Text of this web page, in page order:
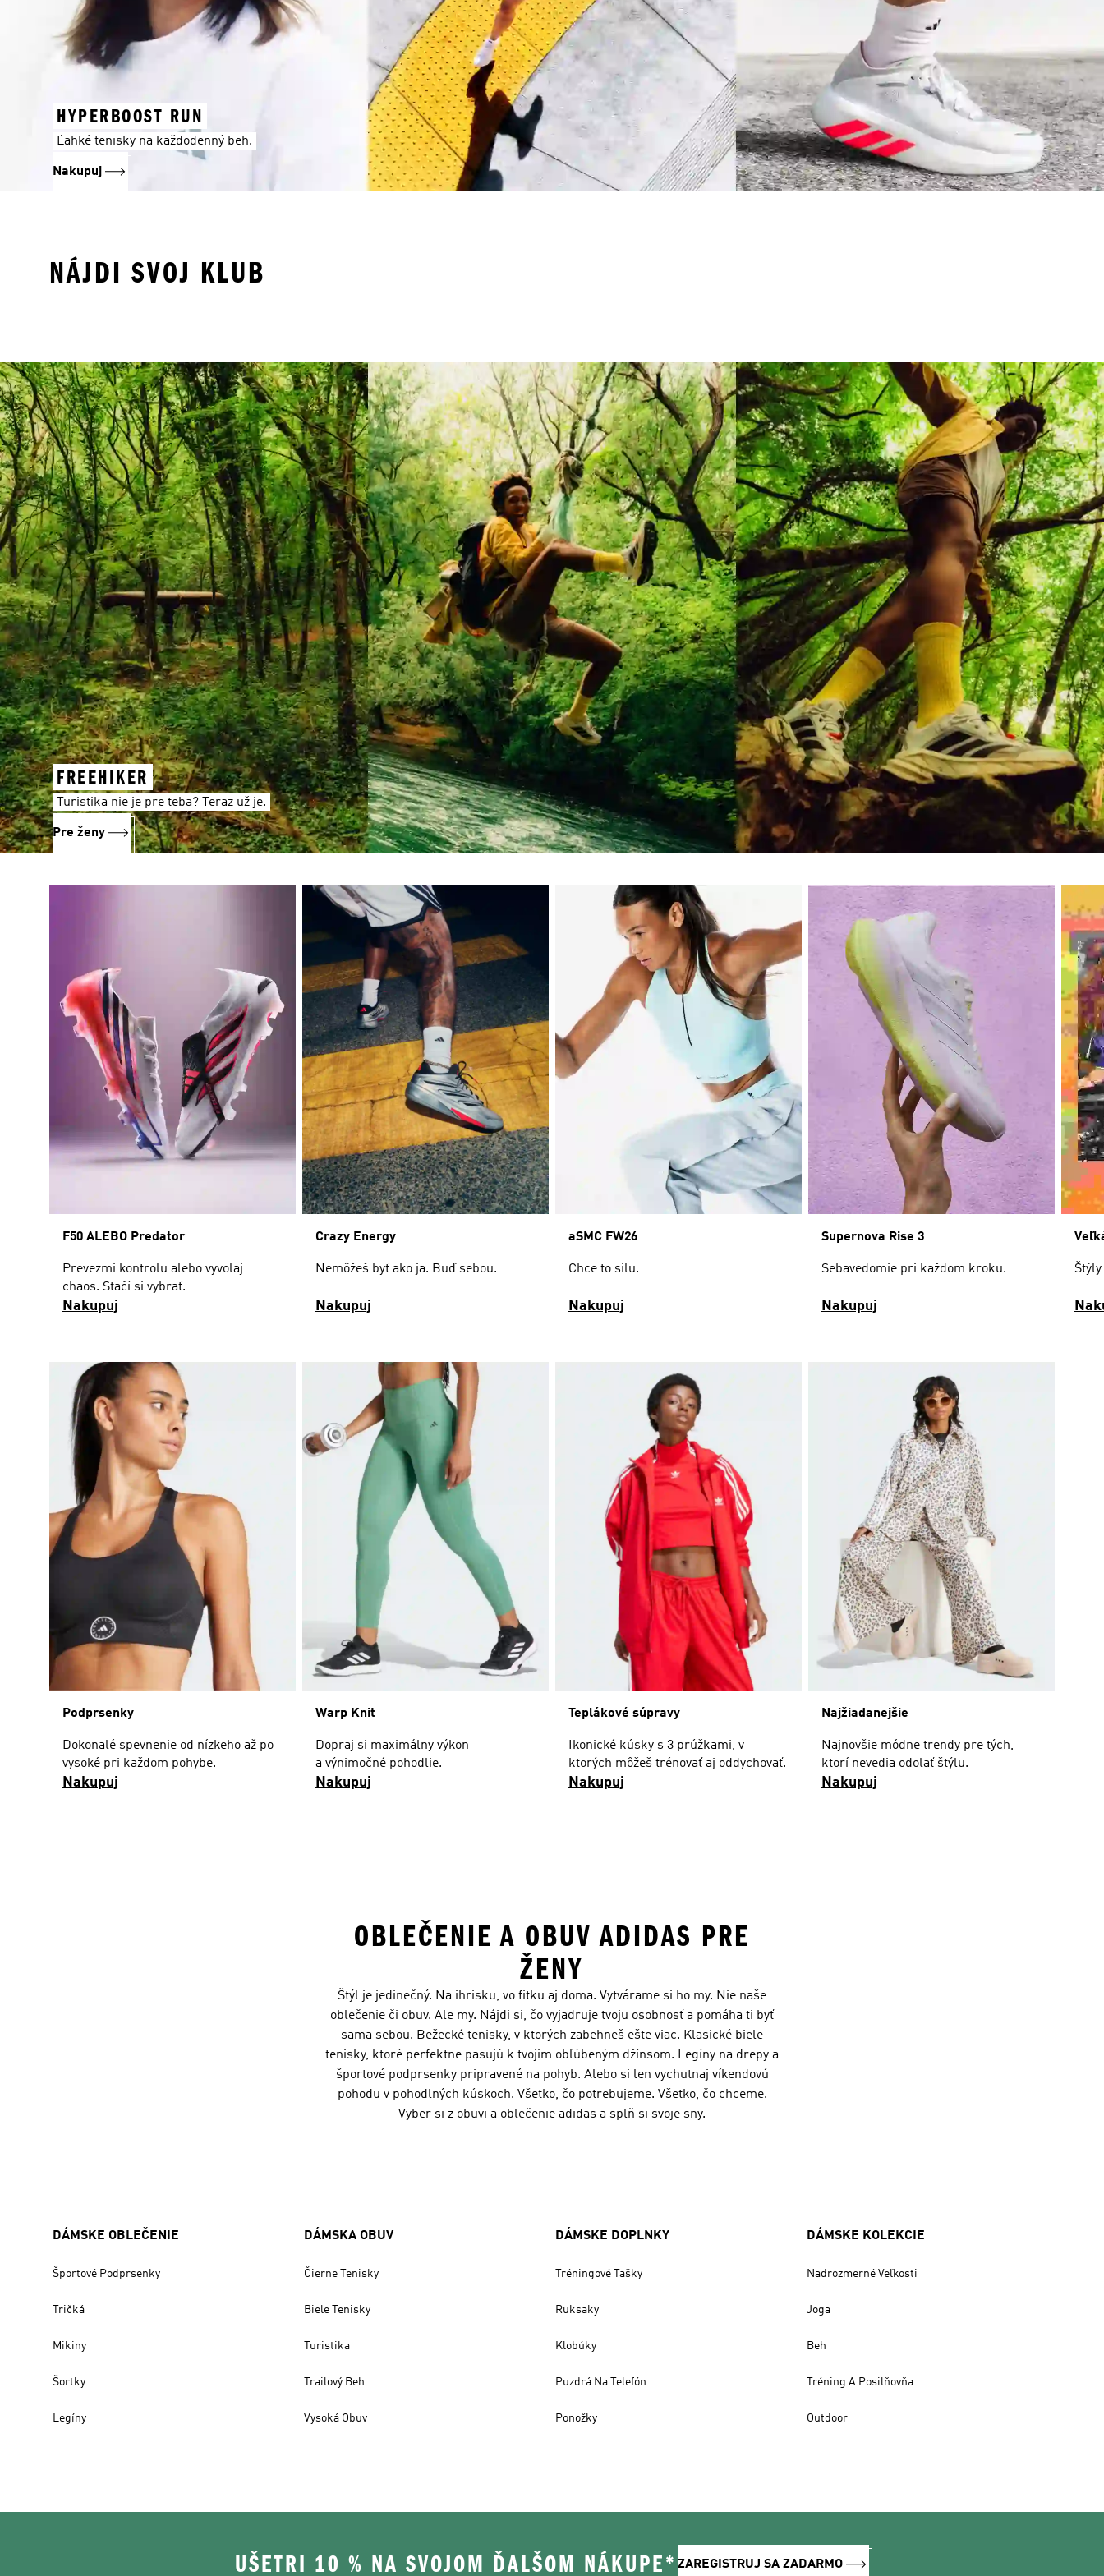
HYPERBOOST RUN
Ľahké tenisky na každodenný beh.
Nakupuj
NÁJDI SVOJ KLUB
FREEHIKER
Turistika nie je pre teba? Teraz už je.
Pre ženy
F50 ALEBO Predator
Prevezmi kontrolu alebo vyvolaj
chaos. Stačí si vybrať.
Nakupuj
Crazy Energy
Nemôžeš byť ako ja. Buď sebou.
Nakupuj
aSMC FW26
Chce to silu.
Nakupuj
Supernova Rise 3
Sebavedomie pri každom kroku.
Nakupuj
Podprsenky
Dokonalé spevnenie od nízkeho až po
vysoké pri každom pohybe.
Nakupuj
Warp Knit
Dopraj si maximálny výkon
a výnimočné pohodlie.
Nakupuj
Teplákové súpravy
Ikonické kúsky s 3 prúžkami, v
ktorých môžeš trénovať aj oddychovať.
Nakupuj
Najžiadanejšie
Najnovšie módne trendy pre tých,
ktorí nevedia odolať štýlu.
Nakupuj
OBLEČENIE A OBUV ADIDAS PRE
ŽENY
Štýl je jedinečný. Na ihrisku, vo fitku aj doma. Vytvárame si ho my. Nie naše
oblečenie či obuv. Ale my. Nájdi si, čo vyjadruje tvoju osobnosť a pomáha ti byť
sama sebou. Bežecké tenisky, v ktorých zabehneš ešte viac. Klasické biele
tenisky, ktoré perfektne pasujú k tvojim obľúbeným džínsom. Legíny na drepy a
športové podprsenky pripravené na pohyb. Alebo si len vychutnaj víkendovú
pohodu v pohodlných kúskoch. Všetko, čo potrebujeme. Všetko, čo chceme.
Vyber si z obuvi a oblečenie adidas a splň si svoje sny.
DÁMSKE OBLEČENIE
Športové Podprsenky
Tričká
Mikiny
Šortky
Legíny
DÁMSKA OBUV
Čierne Tenisky
Biele Tenisky
Turistika
Trailový Beh
Vysoká Obuv
DÁMSKE DOPLNKY
Tréningové Tašky
Ruksaky
Klobúky
Puzdrá Na Telefón
Ponožky
DÁMSKE KOLEKCIE
Nadrozmerné Veľkosti
Joga
Beh
Tréning A Posilňovňa
Outdoor
UŠETRI 10 % NA SVOJOM ĎALŠOM NÁKUPE* ZAREGISTRUJ SA ZADARMO